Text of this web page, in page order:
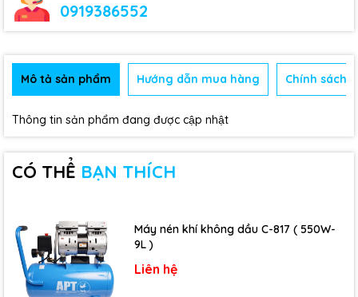
0919386552
Mô tả sản phẩm Hướng dẫn mua hàng Chính sách
Thông tin sản phẩm đang được cập nhật
CÓ THỂ BẠN THÍCH
Máy nén khí không dầu C-817 ( 550W-
9L )
Liên hệ